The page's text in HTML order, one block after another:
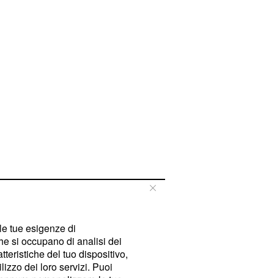
tue esigenze di
si occupano di analisi dei
del tuo dispositivo,
dei loro servizi. Puoi